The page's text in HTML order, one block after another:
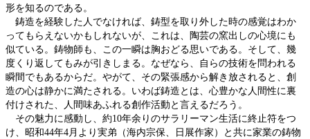
形を知るのである。
鋳造を経験した人でなければ、鋳型を取り外した時の感覚はわか
ってもらえないかもしれないが、これは、陶芸の窯出しの心境にも
似ている。鋳物師も、この一瞬は胸おどる思いである。そして、幾
度くり返してもみが引きしまる。なぜなら、自らの技術を問われる
瞬間でもあるからだ。やがて、その緊張感から解き放されると、創
造の心は静かに満たされる。いわば鋳造とは、心豊かな人間性に裏
付けされた、人間味あふれる創作活動と言えるだろう。
その魅力に感動し、約10年余りのサラリーマン生活に終止符をつ
け、昭和44年4月より実弟（海内宗保、日展作家）と共に家業の鋳物